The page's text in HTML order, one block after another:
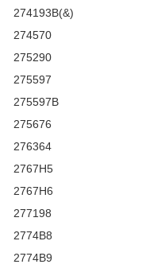
274193B(&)
274570
275290
275597
275597B
275676
276364
2767H5
2767H6
277198
2774B8
2774B9